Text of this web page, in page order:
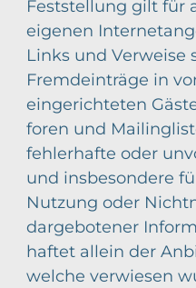
Feststellung gilt für
eigenen
Links und Verweise
Fremdeinträge in
eingerichteten
foren und
fehlerhafte oder
und insbesondere
Nutzung oder
dargebotener
haftet allein der
welche verwiesen